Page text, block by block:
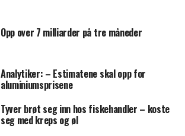
Opp over 7 milliarder på tre måneder
Analytiker: – Estimatene skal opp for
aluminiumsprisene
Tyver brøt seg inn hos fiskehandler – koste
seg med kreps og øl